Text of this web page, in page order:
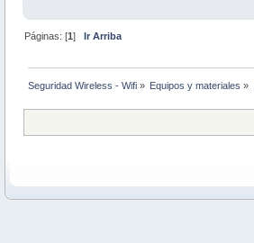
Páginas: [1]Ir Arriba
Seguridad Wireless - Wifi » Equipos y materiales »